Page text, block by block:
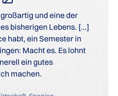
und eine der
bisherigen Lebens. [...]
habt, ein Semester in
Macht es. Es lohnt
ein gutes
machen.